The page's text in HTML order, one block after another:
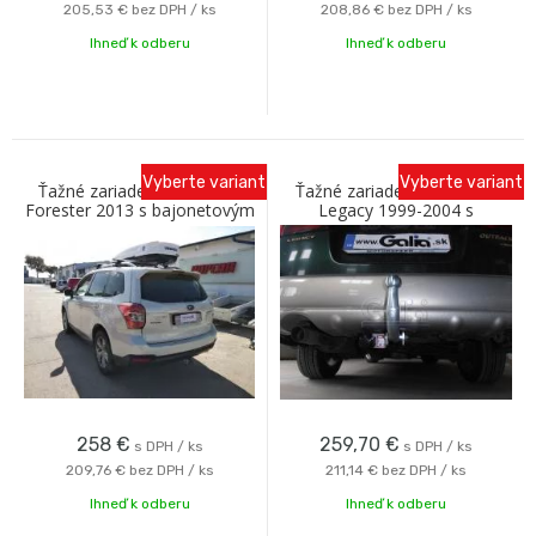
205,53 € bez DPH / ks
Ihneď k odberu
208,86 € bez DPH / ks
Ihneď k odberu
Ťažné zariadenie SUBARU
Forester 2013 s bajonetovým
odnímaním C Galia
258 € s DPH / ks
209,76 € bez DPH / ks
Vyberte variant
Ihneď k odberu
Ťažné zariadenie SUBARU
Legacy 1999-2004 s
bajonetovým odnímaním C
Galia
259,70 € s DPH / ks
211,14 € bez DPH / ks
Vyberte variant
Ihneď k odberu